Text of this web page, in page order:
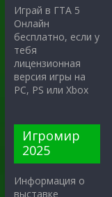
Играй в ГТА 5
Онлайн
бесплатно, если у
тебя
лицензионная
версия игры на
PC, PS или Xbox
Игромир
2025
Информация о
выставке